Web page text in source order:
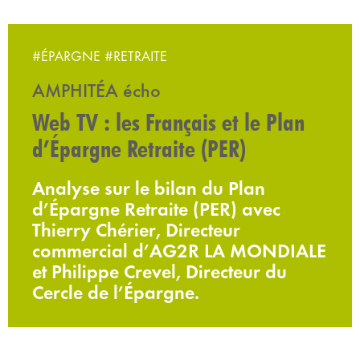
#ÉPARGNE #RETRAITE
AMPHITÉA écho
Web TV : les Français et le Plan
d’Épargne Retraite (PER)
Analyse sur le bilan du Plan
d’Épargne Retraite (PER) avec
Thierry Chérier, Directeur
commercial d’AG2R LA MONDIALE
et Philippe Crevel, Directeur du
Cercle de l’Épargne.